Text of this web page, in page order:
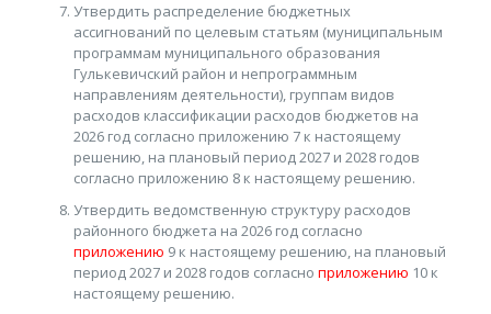
Утвердить распределение бюджетных
ассигнований по целевым статьям (муниципальным
программам муниципального образования
Гулькевичский район и непрограммным
направлениям деятельности), группам видов
расходов классификации расходов бюджетов на
2026 год согласно приложению 7 к настоящему
решению, на плановый период 2027 и 2028 годов
согласно приложению 8 к настоящему решению.
Утвердить ведомственную структуру расходов
районного бюджета на 2026 год согласно
приложению 9 к настоящему решению, на плановый
период 2027 и 2028 годов согласно приложению 10 к
настоящему решению.